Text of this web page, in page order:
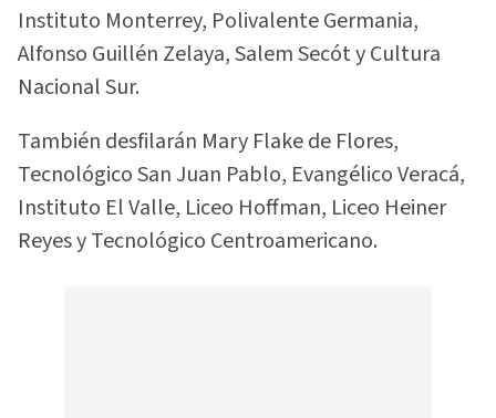
Instituto Monterrey, Polivalente Germania,
Alfonso Guillén Zelaya, Salem Secót y Cultura
Nacional Sur.
También desfilarán Mary Flake de Flores,
Tecnológico San Juan Pablo, Evangélico Veracá,
Instituto El Valle, Liceo Hoffman, Liceo Heiner
Reyes y Tecnológico Centroamericano.